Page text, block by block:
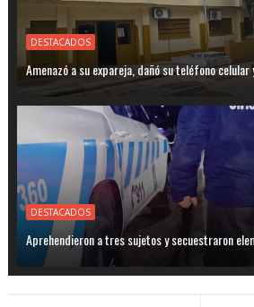
DESTACADOS
Amenazó a su expareja, dañó su teléfono
DESTACADOS
Aprehendieron a tres sujetos y secuestraron